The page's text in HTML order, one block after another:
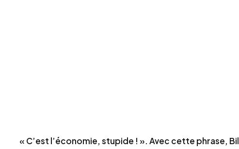
« C’est l’économie, stupide ! ». Avec cette phrase,